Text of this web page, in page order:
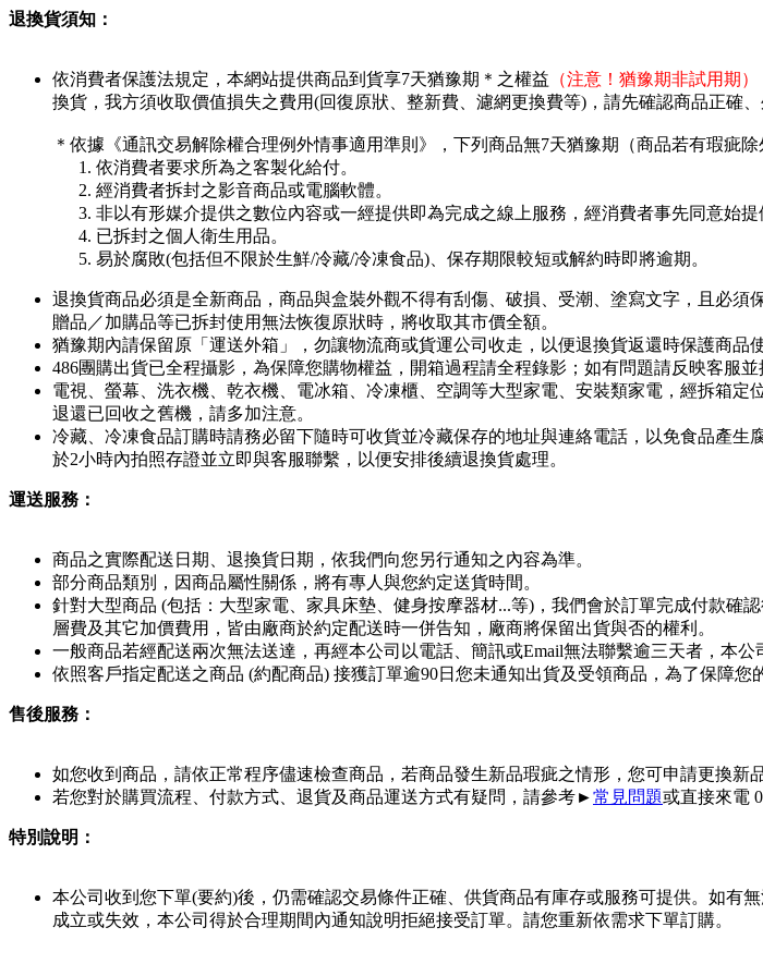
退換貨須知：
依消費者保護法規定，本網站提供商品到貨享7天猶豫期＊之權益 （注意！猶豫期非試用期）
換貨，我方須收取價值損失之費用(回復原狀、整新費、濾網更換費等)，請先確認商品正確
＊依據《通訊交易解除權合理例外情事適用準則》，下列商品無7天猶豫期（商品若有瑕疵除
依消費者要求所為之客製化給付。
經消費者拆封之影音商品或電腦軟體。
非以有形媒介提供之數位內容或一經提供即為完成之線上服務，經消費者事先同意始提
已拆封之個人衛生用品。
易於腐敗(包括但不限於生鮮/冷藏/冷凍食品)、保存期限較短或解約時即將逾期。
退換貨商品必須是全新商品，商品與盒裝外觀不得有刮傷、破損、受潮、塗寫文字，且必
贈品／加購品等已拆封使用無法恢復原狀時，將收取其市價全額。
猶豫期內請保留原「運送外箱」，勿讓物流商或貨運公司收走，以便退換貨返還時保護商品使
486團購出貨已全程攝影，為保障您購物權益，開箱過程請全程錄影；如有問題請反映客服並
電視、螢幕、洗衣機、乾衣機、電冰箱、冷凍櫃、空調等大型家電、安裝類家電，經拆箱
退還已回收之舊機，請多加注意。
冷藏、冷凍食品訂購時請務必留下隨時可收貨並冷藏保存的地址與連絡電話，以免食品產
於2小時內拍照存證並立即與客服聯繫，以便安排後續退換貨處理。
運送服務：
商品之實際配送日期、退換貨日期，依我們向您另行通知之內容為準。
部分商品類別，因商品屬性關係，將有專人與您約定送貨時間。
針對大型商品 (包括：大型家電、家具床墊、健身按摩器材...等)，我們會於訂單完成付款
層費及其它加價費用，皆由廠商於約定配送時一併告知，廠商將保留出貨與否的權利。
一般商品若經配送兩次無法送達，再經本公司以電話、簡訊或Email無法聯繫逾三天者，本公
依照客戶指定配送之商品 (約配商品) 接獲訂單逾90日您未通知出貨及受領商品，為了保障您
售後服務：
如您收到商品，請依正常程序儘速檢查商品，若商品發生新品瑕疵之情形，您可申請更換新
若您對於購買流程、付款方式、退貨及商品運送方式有疑問，請參考►常見問題或直接來電
特別說明：
本公司收到您下單(要約)後，仍需確認交易條件正確、供貨商品有庫存或服務可提供。如有
成立或失效，本公司得於合理期間內通知說明拒絕接受訂單。請您重新依需求下單訂購。